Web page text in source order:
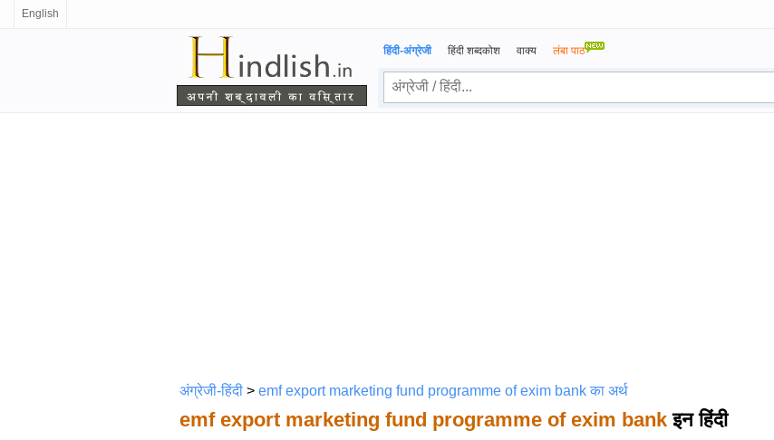
English
हिंदी-अंग्रेजी हिंदी शब्दकोश वाक्य लंबा पाठ
अंग्रेजी-हिंदी > emf export marketing fund programme of exim bank का अर्थ
emf export marketing fund programme of exim bank इन हिंदी